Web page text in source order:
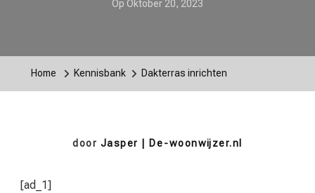
Op Oktober 20, 2023
Home Kennisbank Dakterras inrichten
door Jasper | De-woonwijzer.nl
[ad_1]